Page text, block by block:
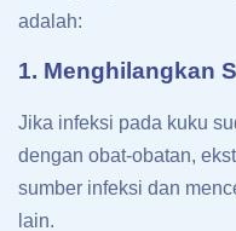
adalah:
1. Menghilangkan
Jika infeksi pada kuku
dengan obat-obatan,
sumber infeksi dan
lain.